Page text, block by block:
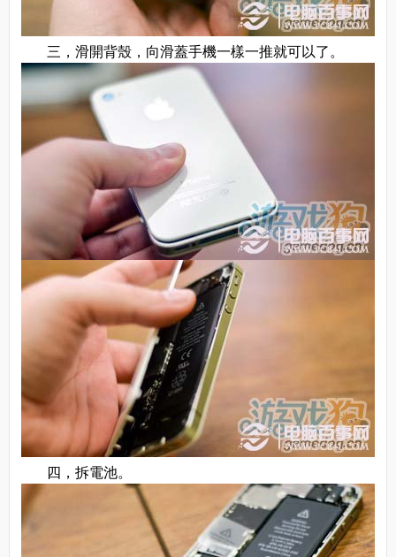
三，滑開背殼，向滑蓋手機一樣一推就可以了。
四，拆電池。